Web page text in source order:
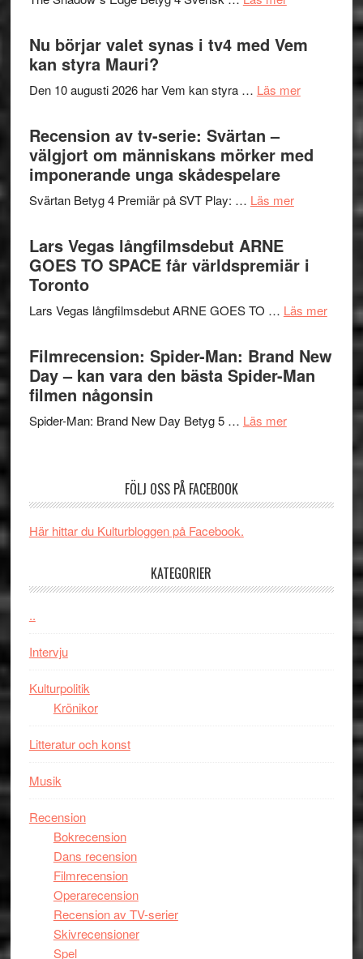
och
Filmrecension:
Shadow
Edge
och
en
i
Nu börjar valet synas i tv4 med Vem
kan styra Mauri?
Den 10 augusti 2026 har Vem kan styra … Läs merom
valet
synas
kan
Recension av tv-serie: Svärtan –
välgjort om människans mörker med
imponerande unga skådespelare
Svärtan Betyg 4 Premiär på SVT Play: … Läs merom
tv-
serie:
–
om
människans
Lars Vegas långfilmsdebut ARNE
GOES TO SPACE får världspremiär i
Toronto
Lars Vegas långfilmsdebut ARNE GOES TO … Läs merom
Vegas
ARNE
i
Filmrecension: Spider-Man: Brand New
Day – kan vara den bästa Spider-Man
filmen någonsin
Spider-Man: Brand New Day Betyg 5 … Läs merom
vara
FÖLJ OSS PÅ FACEBOOK
Här hittar du Kulturbloggen på Facebook.
KATEGORIER
..
Intervju
Kulturpolitik
Krönikor
Litteratur och konst
Musik
Recension
Bokrecension
Dans recension
Filmrecension
Operarecension
Recension av TV-serier
Skivrecensioner
Spel